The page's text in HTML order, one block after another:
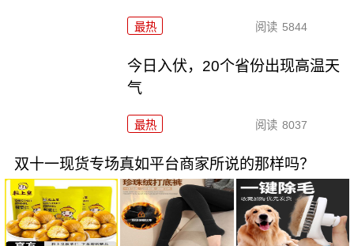
最热 阅读 5844
今日入伏，20个省份出现高温天
气
最热 阅读 8037
双十一现货专场真如平台商家所说的那样吗？